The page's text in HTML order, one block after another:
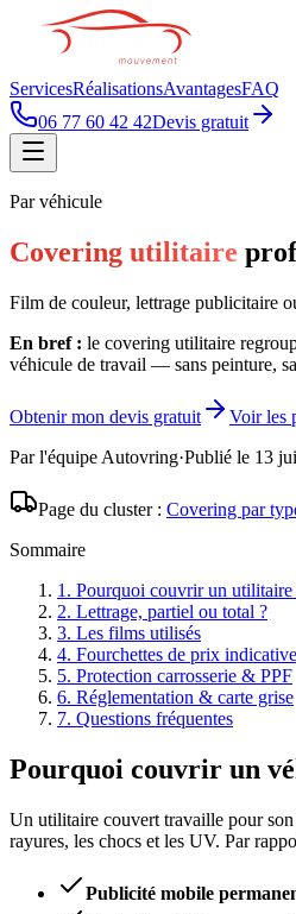
ServicesRéalisationsAvantagesFAQ
06 77 60 42 42Devis gratuit
Par véhicule
Covering utilitaire
Film de couleur, lettrage publicitaire
En bref : le covering utilitaire
véhicule de travail — sans peinture,
Obtenir mon devis gratuit
Voir les
Par l'équipe Autovring·Publié le 13
Page du cluster : Covering par
Sommaire
1 . Pourquoi couvrir un utilitaire
2. Lettrage, partiel ou total ?
3. Les films utilisés
4. Fourchettes de prix
5. Protection carrosserie & PPF
6. Réglementation & carte grise
7. Questions fréquentes
Pourquoi couvrir un
Un utilitaire couvert travaille pour
rayures, les chocs et les UV. Par
Publicité mobile